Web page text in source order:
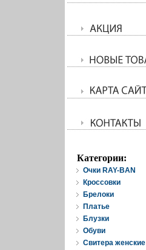
Категории:
Очки RAY-BAN
Кроссовки
Брелоки
Платье
Блузки
Обуви
Свитера женские